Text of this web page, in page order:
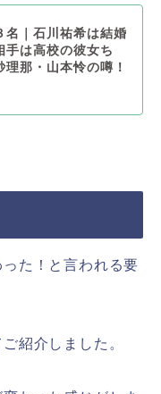
名｜石川祐希は結婚
手は高校の彼女ち
理那・山本怜の噂！
た！と言われる要
紹介しました。